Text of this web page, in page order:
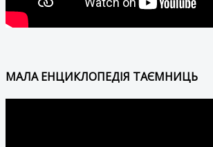
МАЛА ЕНЦИКЛОПЕДІЯ ТАЄМНИЦЬ